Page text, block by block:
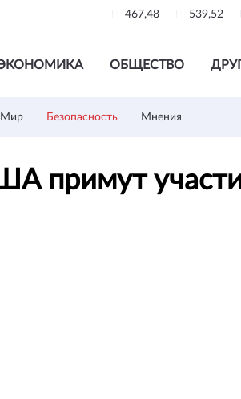
467,48 539,52
ОБЩЕСТВО
Мир Безопасность Мнения
примут